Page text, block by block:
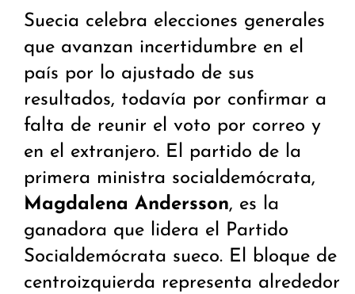
Suecia celebra elecciones generales
que avanzan incertidumbre en el
país por lo ajustado de sus
resultados, todavía por confirmar a
falta de reunir el voto por correo y
en el extranjero. El partido de la
primera ministra socialdemócrata,
Magdalena Andersson, es la
ganadora que lidera el Partido
Socialdemócrata sueco. El bloque de
centroizquierda representa alrededor